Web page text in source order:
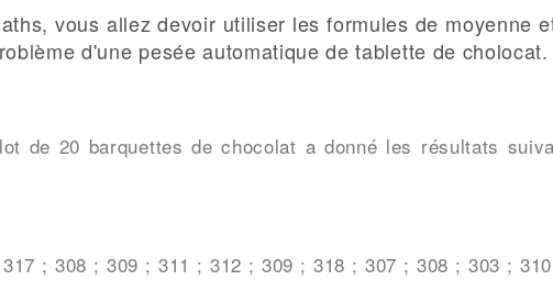
vous allez devoir utiliser les formules de moyenne
d'une pesée automatique de tablette de cholocat.
de 20 barquettes de chocolat a donné les résultats
; 308 ; 309 ; 311 ; 312 ; 309 ; 318 ; 307 ; 308 ; 303 ;